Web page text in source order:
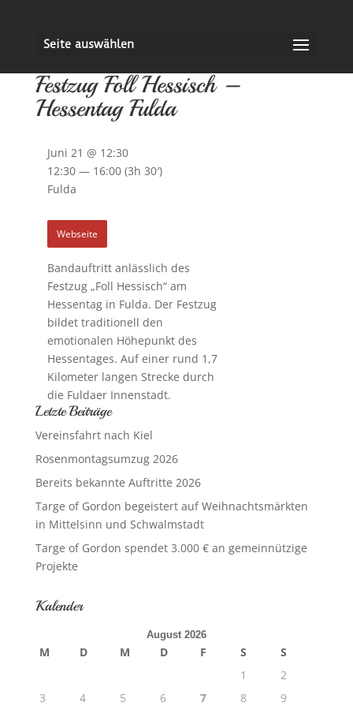
Seite auswählen
Festzug Foll Hessisch –
Hessentag Fulda
Bandauftritt anlässlich des
Festzug „Foll Hessisch“ am
Hessentag in Fulda. Der Festzug
bildet traditionell den
emotionalen Höhepunkt des
Hessentages. Auf einer rund 1,7
Kilometer langen Strecke durch
die Fuldaer Innenstadt.
Juni 21 @ 12:30
12:30 — 16:00 (3h 30′)
Fulda
Webseite
Letzte Beiträge
Vereinsfahrt nach Kiel
Rosenmontagsumzug 2026
Bereits bekannte Auftritte 2026
Targe of Gordon begeistert auf Weihnachtsmärkten
in Mittelsinn und Schwalmstadt
Targe of Gordon spendet 3.000 € an gemeinnützige
Projekte
Kalender
August 2026
M D M D F S
S
1
2
3
4 5 6 7 8
9